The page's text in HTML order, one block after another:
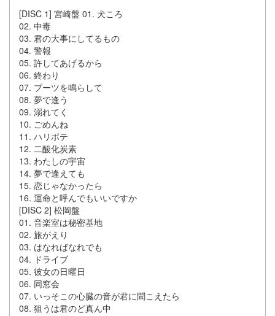
[DISC 1] 宮崎盤 01. 犬ころ
02. 中毒
03. 君の大事にしてるもの
04. 警報
05. 許してあげるから
06. 終わり
07. ブーツを鳴らして
08. 夢で逢う
09. 溺れてく
10. ごめんね
11. ハリボテ
12. 二酸化炭素
13. わたしの宇宙
14. 夢で逢えても
15. 恋じゃなかったら
16. 運命と呼んでもいいですか
[DISC 2] 松岡盤
01. 音楽室は秘密基地
02. 旅がえり
03. はなればなれでも
04. ドライブ
05. 彼女の日曜日
06. 同窓会
07. いっそこの心臓の音が君に聞こえたら
08. 狙うは君のど真ん中